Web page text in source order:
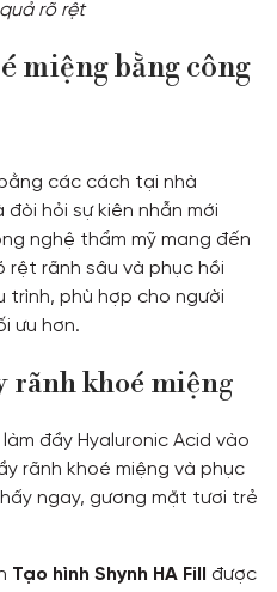
rõ rệt
miệng bằng công
các cách tại nhà
hỏi sự kiên nhẫn mới
nghệ thẩm mỹ mang đến
rệt rãnh sâu và phục hồi
trình, phù hợp cho người
ưu hơn.
rãnh khoé miệng
đầy Hyaluronic Acid vào
rãnh khoé miệng và phục
ngay, gương mặt tươi trẻ
Tạo hình Shynh HA Fill
được